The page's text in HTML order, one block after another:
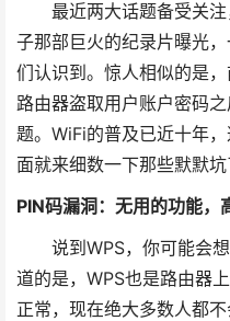
最近两大话题备受关注
子那部巨火的纪录片曝光
们认识到。惊人相似的是
路由器盗取用户账户密码
题。WiFi的普及已近十年
面就来细数一下那些默默
PIN码漏洞：无用的功能，
说到WPS，你可能会想
道的是，WPS也是路由器
正常，现在绝大多数人都
路由器漏洞，已经默